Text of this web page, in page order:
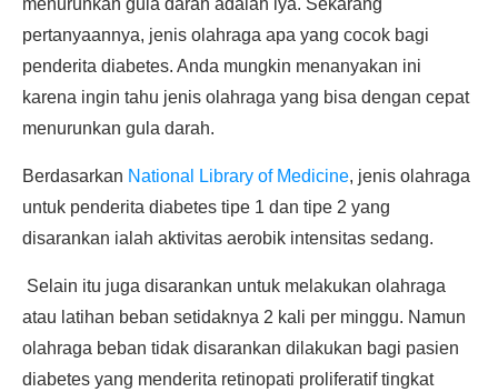
menurunkan gula darah adalah iya. Sekarang
pertanyaannya, jenis olahraga apa yang cocok bagi
penderita diabetes. Anda mungkin menanyakan ini
karena ingin tahu jenis olahraga yang bisa dengan cepat
menurunkan gula darah.
Berdasarkan National Library of Medicine, jenis olahraga
untuk penderita diabetes tipe 1 dan tipe 2 yang
disarankan ialah aktivitas aerobik intensitas sedang.
Selain itu juga disarankan untuk melakukan olahraga
atau latihan beban setidaknya 2 kali per minggu. Namun
olahraga beban tidak disarankan dilakukan bagi pasien
diabetes yang menderita retinopati proliferatif tingkat